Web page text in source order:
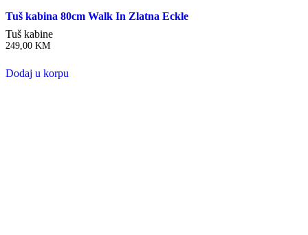
Tuš kabina 80cm Walk In Zlatna Eckle
Tuš kabine
249,00 KM
Dodaj u korpu